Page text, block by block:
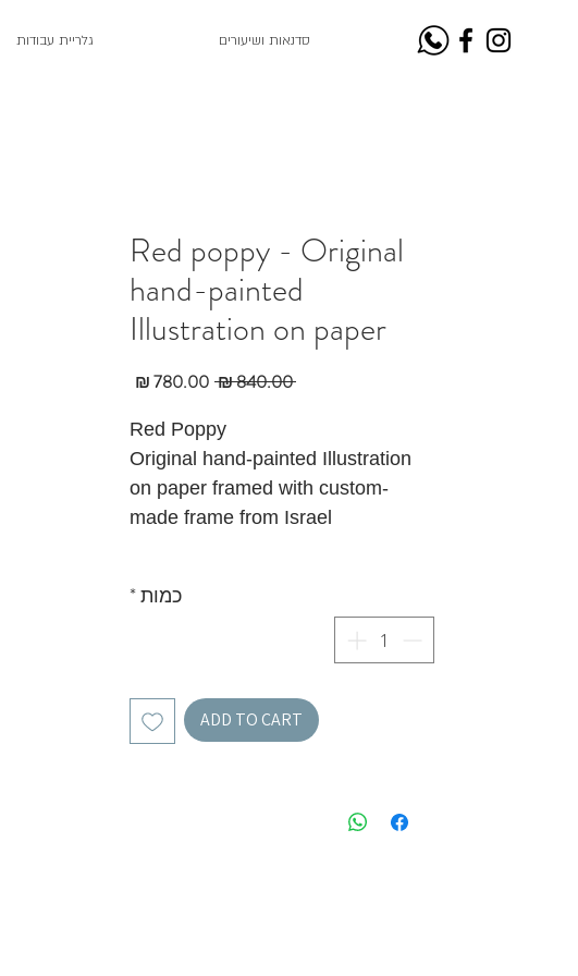
סדנאות ושיעורים גלריית עבודות
Red poppy - Original
hand-painted
Illustration on paper
‏840.00 ‏₪
מחיר
Red Poppy
Original hand-painted Illustration
on paper framed with custom-
made frame from Israel
כמות*
ADD TO CART